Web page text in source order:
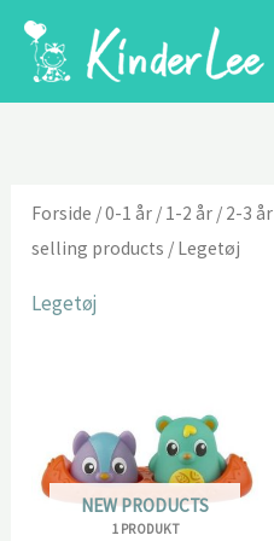
Forside /0-1 år / 1-2 år / 2-3 år
selling products / Legetøj
Legetøj
NEW PRODUCTS
1 PRODUKT